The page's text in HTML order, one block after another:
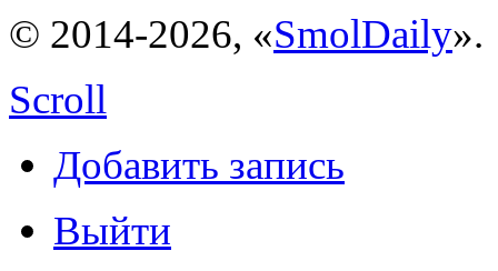
© 2014-2026, «SmolDaily».
Scroll
Добавить запись
Выйти